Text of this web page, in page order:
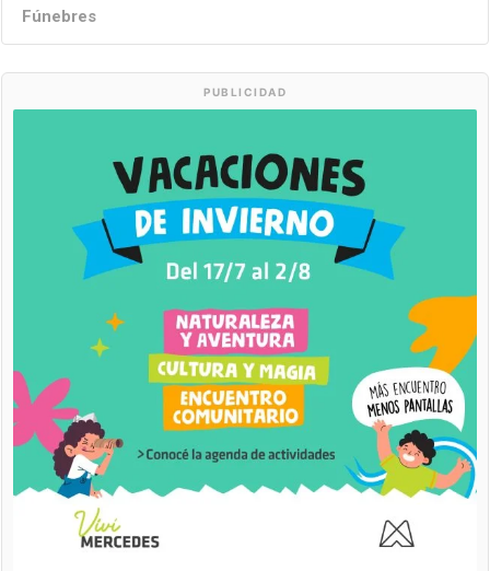
Fúnebres
PUBLICIDAD